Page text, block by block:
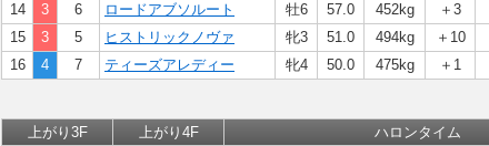
14
3 6 ロードアブソルート 牡6 57.0 452kg ＋3
15
3 5 ヒストリックノヴァ 牝3 51.0 494kg ＋10
16
4 7 ティーズアレディー 牝4 50.0 475kg ＋1
上がり3F 上がり4F
ハロンタイム